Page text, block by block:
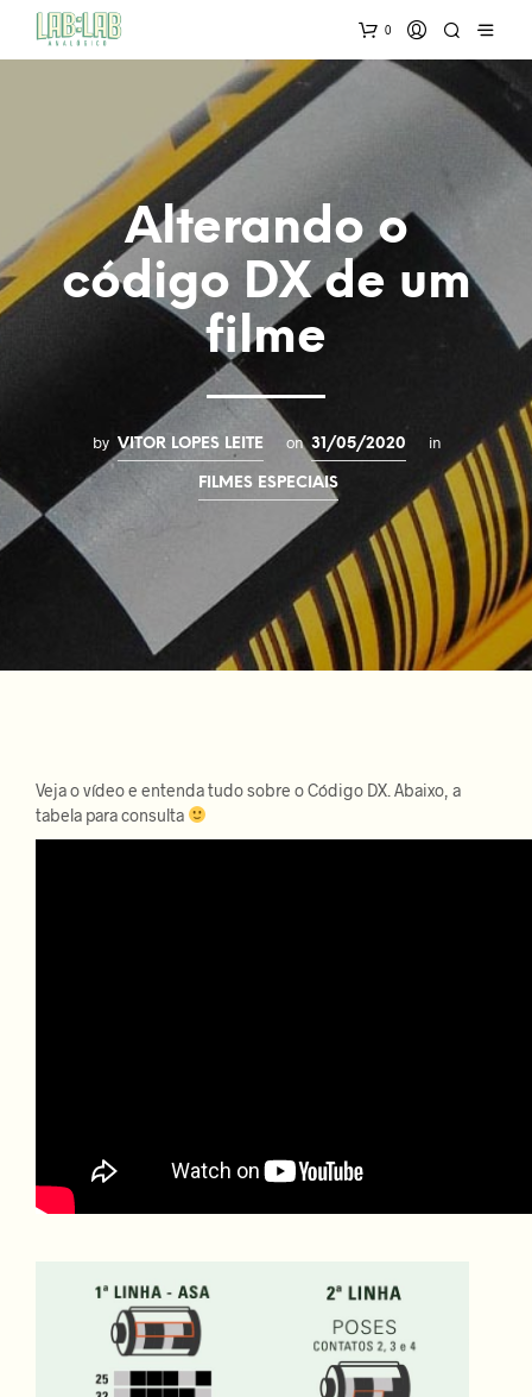
0
Alterando o
código DX de um
filme
by VITOR LOPES LEITE on 31/05/2020 in
FILMES ESPECIAIS
Veja o vídeo e entenda tudo sobre o Código DX. Abaixo, a
tabela para consulta